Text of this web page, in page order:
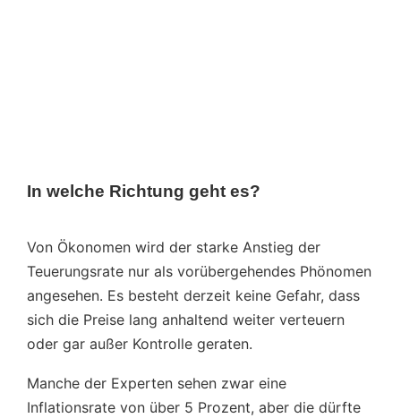
In welche Richtung geht es?
Von Ökonomen wird der starke Anstieg der
Teuerungsrate nur als vorübergehendes Phönomen
angesehen. Es besteht derzeit keine Gefahr, dass
sich die Preise lang anhaltend weiter verteuern
oder gar außer Kontrolle geraten.
Manche der Experten sehen zwar eine
Inflationsrate von über 5 Prozent, aber die dürfte